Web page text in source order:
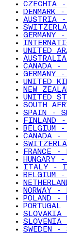
CZECHIA -
DENMARK
AUSTRIA -
GERMANY -
UNITED
CANADA -
GERMANY
UNITED
NEW
UNITED
SOUTH
SPAIN -
FINLAND -
BELGIUM -
CANADA -
FRANCE -
HUNGARY
ITALY -
BELGIUM -
NORWAY -
POLAND -
SLOVAKIA
SLOVENIA
SWEDEN -